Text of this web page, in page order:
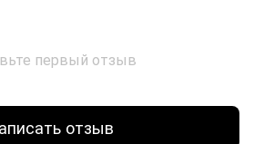
первый отзыв
отзыв